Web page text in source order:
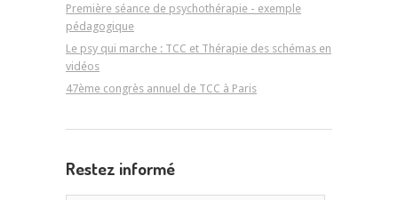
Première séance de psychothérapie - exemple
pédagogique
Le psy qui marche : TCC et Thérapie des schémas en
vidéos
47ème congrès annuel de TCC à Paris
Restez informé